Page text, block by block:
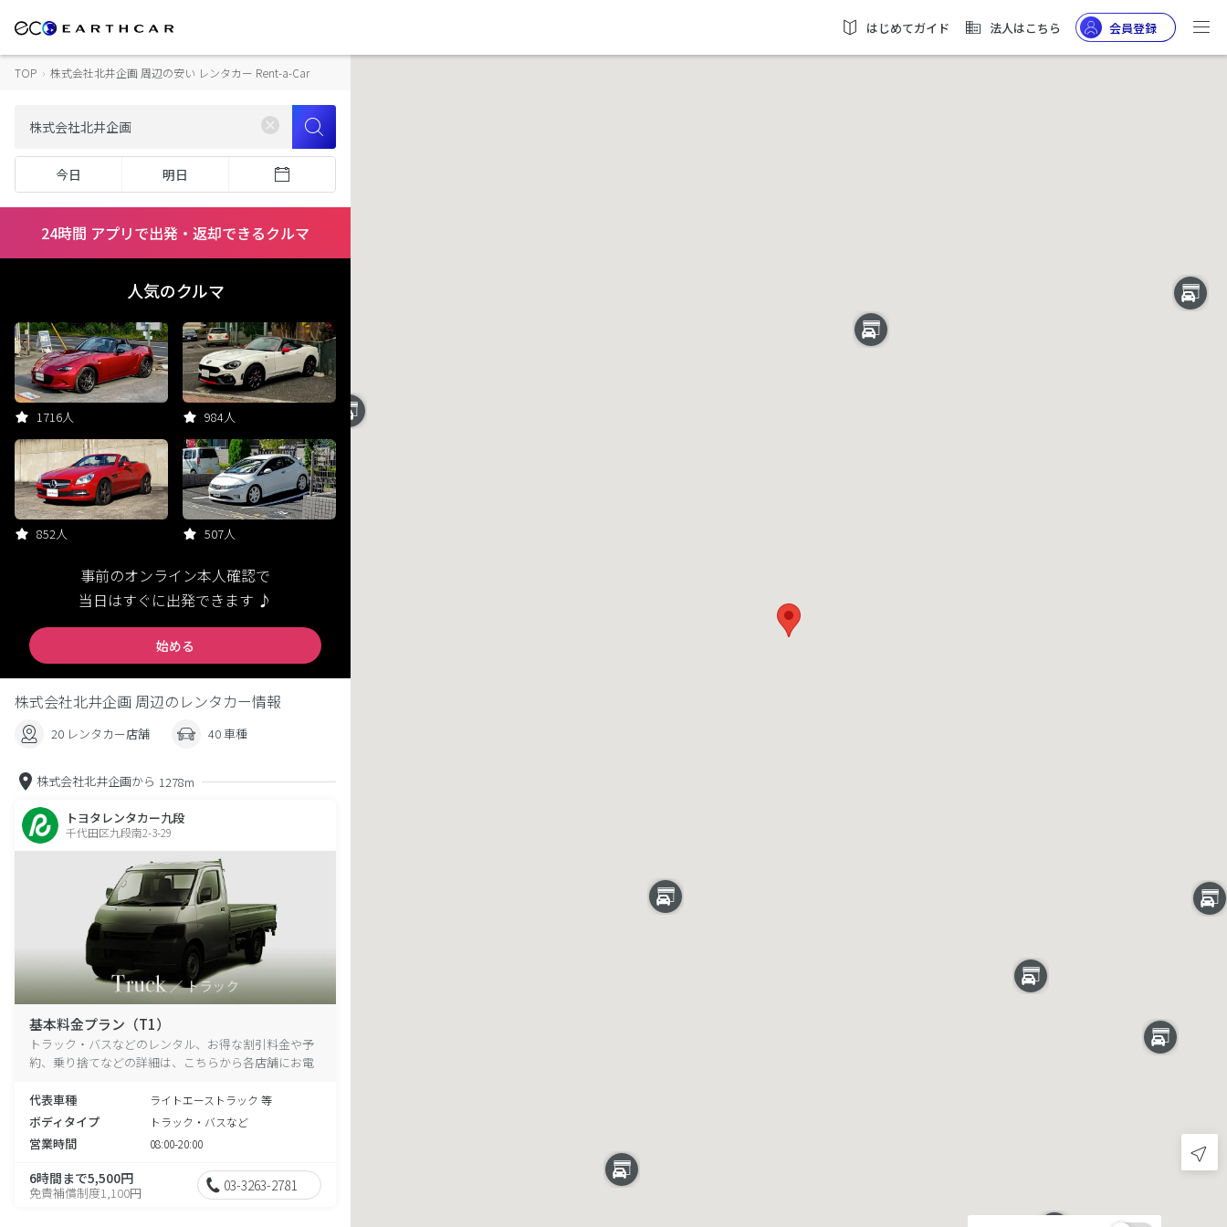
はじめてガイド 法人はこちら 会員登録
TOP › 株式会社北井企画 周辺の安い レンタカー Rent-a-Car
今日 明日
24時間 アプリで出発・返却できるクルマ
人気のクルマ
1716人 984人
852人 507人
事前のオンライン本人確認で
当日はすぐに出発できます ♪
始める
株式会社北井企画 周辺のレンタカー情報
20 レンタカー店舗 40 車種
株式会社北井企画から 1278m
トヨタレンタカー九段
千代田区九段南2-3-29
基本料金プラン（T1）
トラック・バスなどのレンタル、お得な割引料金や予
約、乗り捨てなどの詳細は、こちらから各店舗にお電
代表車種
ライトエーストラック 等
ボディタイプ トラック・バスなど
営業時間 08:00-20:00
6時間まで5,500円
免責補償制度1,100円 03-3263-2781